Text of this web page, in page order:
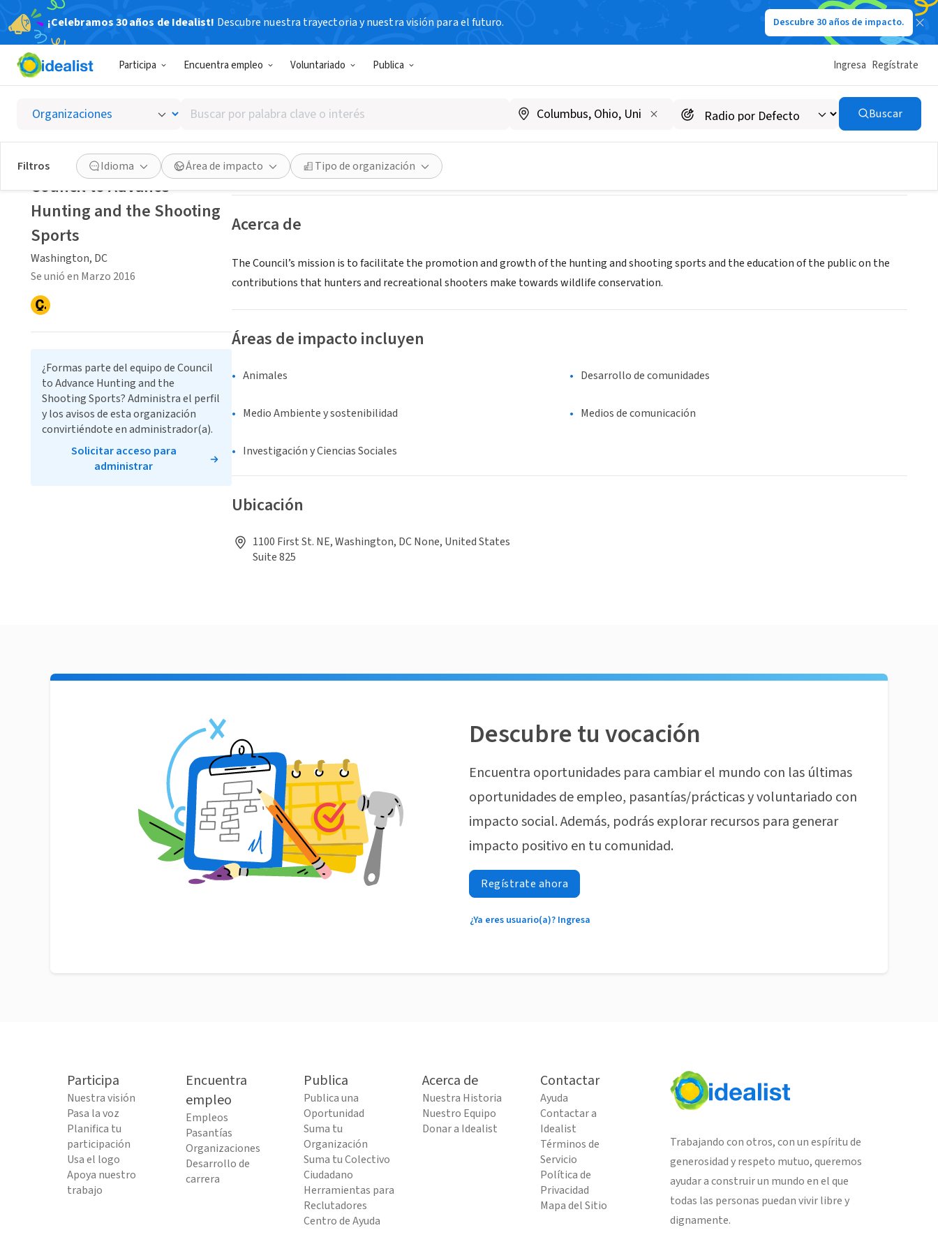
¡Celebramos 30 años de Idealist! Descubre nuestra trayectoria y nuestra visión para el futuro. Descubre 30 años de impacto.
Participa Encuentra empleo Voluntariado Publica Ingresa Regístrate
Buscar
por
palabra
clave
o
interés
Buscar
Filtros Idioma Área de impacto Tipo de organización
Council to Advance Hunting and the Shooting Sports
Washington, DC|www.cahss.org
Guardar Compartir
Acerca de
The Council’s mission is to facilitate the promotion and growth of the hunting and shooting sports and the education of the public on the
contributions that hunters and recreational shooters make towards wildlife conservation.
Áreas de impacto incluyen
Animales Desarrollo de comunidades
Medio Ambiente y sostenibilidad Medios de comunicación
Investigación y Ciencias Sociales
Ubicación
1100 First St. NE, Washington, DC None, United States
Suite 825
Council to Advance
Hunting and the Shooting
Sports
Washington, DC
Se unió en Marzo 2016
¿Formas parte del equipo de Council
to Advance Hunting and the
Shooting Sports? Administra el perfil
y los avisos de esta organización
convirtiéndote en administrador(a).
Solicitar acceso para
administrar
Descubre tu vocación
Encuentra oportunidades para cambiar el mundo con las últimas
oportunidades de empleo, pasantías/prácticas y voluntariado con
impacto social. Además, podrás explorar recursos para generar
impacto positivo en tu comunidad.
Regístrate ahora
¿Ya eres usuario(a)? Ingresa
Participa
Nuestra visión
Pasa la voz
Planifica tu
participación
Usa el logo
Apoya nuestro
trabajo
Encuentra
empleo
Empleos
Pasantías
Organizaciones
Desarrollo de
carrera
Publica
Publica una
Oportunidad
Suma tu
Organización
Suma tu Colectivo
Ciudadano
Herramientas para
Reclutadores
Centro de Ayuda
Acerca de
Nuestra Historia
Nuestro Equipo
Donar a Idealist
Contactar
Ayuda
Contactar a
Idealist
Términos de
Servicio
Política de
Privacidad
Mapa del Sitio
Trabajando con otros, con un espíritu de
generosidad y respeto mutuo, queremos
ayudar a construir un mundo en el que
todas las personas puedan vivir libre y
dignamente.